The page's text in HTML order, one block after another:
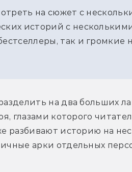
на сюжет с
историй с
так и громкие
на два больших
глазами которого
разбивают историю на
арки отдельных